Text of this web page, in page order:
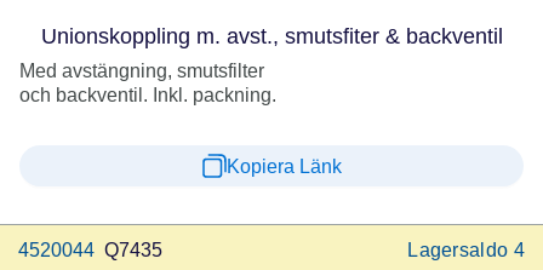
Unionskoppling m. avst., smutsfiter & backventil
Med avstängning, smutsfilter
och backventil. Inkl. packning.
Kopiera Länk
4520044 Q7435 Lagersaldo 4